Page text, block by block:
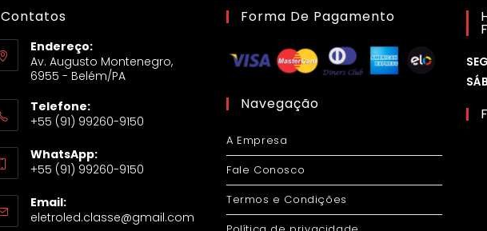
Contatos
Endereço:
Av. Augusto Montenegro,
6955 - Belém/PA
Telefone:
+55 (91) 99260-9150
WhatsApp:
+55 (91) 99260-9150
Email:
eletroled.classe@gmail.com
Forma De Pagamento
Navegação
A Empresa
Fale Conosco
Termos e Condições